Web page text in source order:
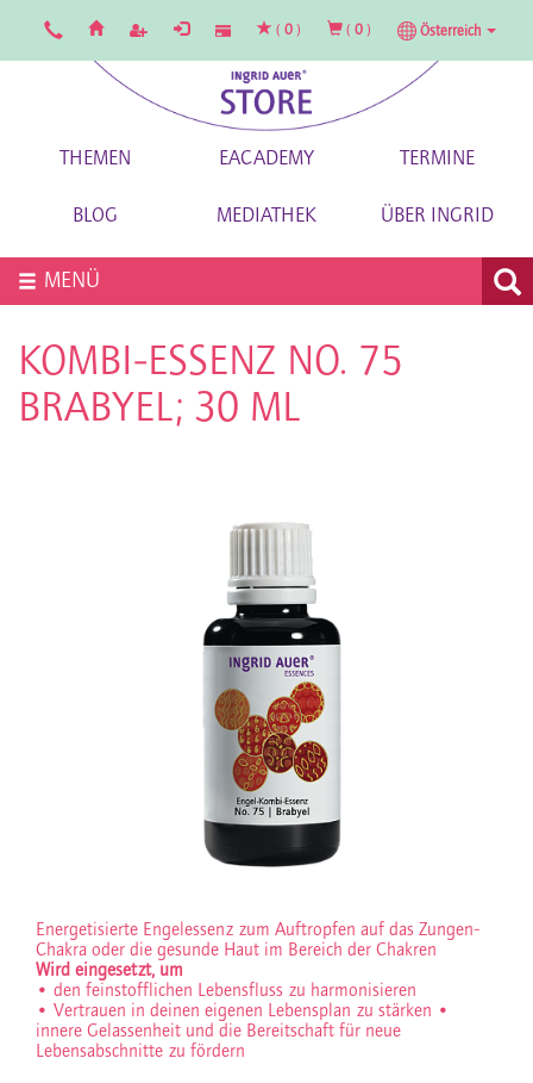
( 0 ) ( 0 ) Österreich
THEMEN EACADEMY TERMINE
BLOG MEDIATHEK ÜBER INGRID
MENÜ
KOMBI-ESSENZ NO. 75
BRABYEL; 30 ML
Energetisierte Engelessenz zum Auftropfen auf das Zungen-
Chakra oder die gesunde Haut im Bereich der Chakren
Wird eingesetzt, um
• den feinstofflichen Lebensfluss zu harmonisieren
• Vertrauen in deinen eigenen Lebensplan zu stärken •
innere Gelassenheit und die Bereitschaft für neue
Lebensabschnitte zu fördern